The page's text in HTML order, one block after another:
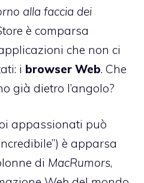
alla faccia dei
è comparsa
che non ci
i browser Web. Che
già dietro l’angolo?
appassionati può
è apparsa
di MacRumors,